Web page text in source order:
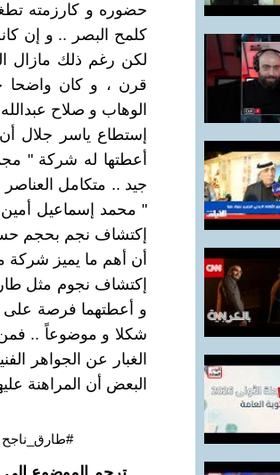
حضوره و كارزمته
كلمح البصر .. و إن
لكن رغم ذلك مازال
قرن ، و كان واضحا
الوهاب و صلاح
إستطاع ياسر جلال
أعطتها له شركة "
جيد .. متكامل
" محمد إسماعيل
إكتشاف نجم بحجم
أن أهم ما يميز
إكتشاف نجوم مثل
و أعطتهما فرصة على
شكلا و موضوعاً .. فمن
الغبار عن الجواهر
البعض أن المراهنة
#طارق_ناجح